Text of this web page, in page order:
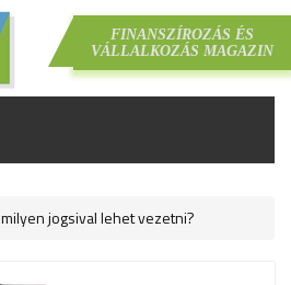
FINANSZÍROZÁS ÉS
VÁLLALKOZÁS MAGAZIN
jogsival lehet vezetni?